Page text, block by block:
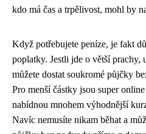
kdo má čas a trpělivost, mohl by
Když potřebujete peníze, je fakt
poplatky. Jestli jde o větší prachy,
můžete dostat soukromé půjčky
Pro menší částky jsou super
nabídnou mnohem výhodnější
Navíc nemusíte nikam běhat a